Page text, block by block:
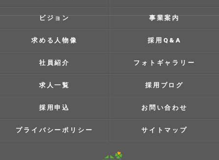
ビジョン 事業案内
求める人物像 採用Q&A
社員紹介 フォトギャラリー
求人一覧 採用ブログ
採用申込 お問い合わせ
プライバシーポリシー サイトマップ